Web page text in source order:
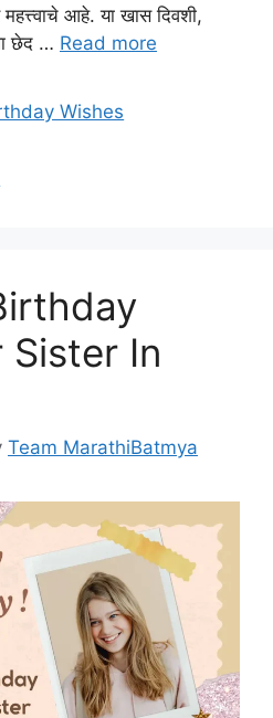
आहे. या खास दिवशी,
छेद … Read more
Wishes
Sister In
Team MarathiBatmya